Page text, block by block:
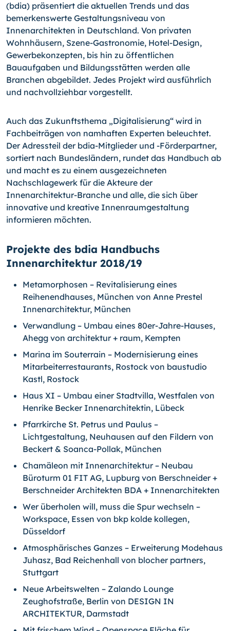
(bdia) präsentiert die aktuellen Trends und das
bemerkenswerte Gestaltungsniveau von
Innenarchitekten in Deutschland. Von privaten
Wohnhäusern, Szene-Gastronomie, Hotel-Design,
Gewerbekonzepten, bis hin zu öffentlichen
Bauaufgaben und Bildungsstätten werden alle
Branchen abgebildet. Jedes Projekt wird ausführlich
und nachvollziehbar vorgestellt.
Auch das Zukunftsthema „Digitalisierung“ wird in
Fachbeiträgen von namhaften Experten beleuchtet.
Der Adressteil der bdia-Mitglieder und -Förderpartner,
sortiert nach Bundesländern, rundet das Handbuch ab
und macht es zu einem ausgezeichneten
Nachschlagewerk für die Akteure der
Innenarchitektur-Branche und alle, die sich über
innovative und kreative Innenraumgestaltung
informieren möchten.
Projekte des bdia Handbuchs
Innenarchitektur 2018/19
Metamorphosen – Revitalisierung eines
Reihenendhauses, München von Anne Prestel
Innenarchitektur, München
Verwandlung – Umbau eines 80er-Jahre-Hauses,
Ahegg von architektur + raum, Kempten
Marina im Souterrain – Modernisierung eines
Mitarbeiterrestaurants, Rostock von baustudio
Kastl, Rostock
Haus XI – Umbau einer Stadtvilla, Westfalen von
Henrike Becker Innenarchitektin, Lübeck
Pfarrkirche St. Petrus und Paulus –
Lichtgestaltung, Neuhausen auf den Fildern von
Beckert & Soanca-Pollak, München
Chamäleon mit Innenarchitektur – Neubau
Büroturm 01 FIT AG, Lupburg von Berschneider +
Berschneider Architekten BDA + Innenarchitekten
Wer überholen will, muss die Spur wechseln –
Workspace, Essen von bkp kolde kollegen,
Düsseldorf
Atmosphärisches Ganzes – Erweiterung Modehaus
Juhasz, Bad Reichenhall von blocher partners,
Stuttgart
Neue Arbeitswelten – Zalando Lounge
Zeughofstraße, Berlin von DESIGN IN
ARCHITEKTUR, Darmstadt